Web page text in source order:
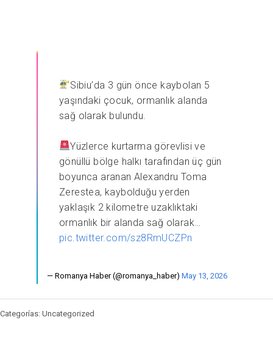
Sibiu’da 3 gün önce kaybolan 5
yaşındaki çocuk, ormanlık alanda
sağ olarak bulundu.
Yüzlerce kurtarma görevlisi ve
gönüllü bölge halkı tarafından üç gün
boyunca aranan Alexandru Toma
Zerestea, kaybolduğu yerden
yaklaşık 2 kilometre uzaklıktaki
ormanlık bir alanda sağ olarak…
pic.twitter.com/sz8RmUCZPn
— Romanya Haber (@romanya_haber) May 13, 2026
Categorías: Uncategorized